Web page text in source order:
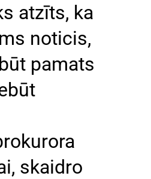
atzīts, ka
noticis,
pamats
skaidro